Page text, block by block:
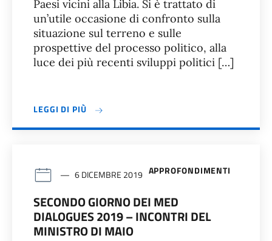
Paesi vicini alla Libia. Si è trattato di
un’utile occasione di confronto sulla
situazione sul terreno e sulle
prospettive del processo politico, alla
luce dei più recenti sviluppi politici […]
LEGGI DI PIÙ
APPROFONDIMENTI
6 DICEMBRE 2019
SECONDO GIORNO DEI MED
DIALOGUES 2019 – INCONTRI DEL
MINISTRO DI MAIO